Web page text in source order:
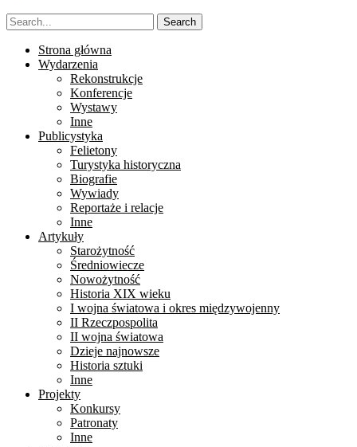
Strona główna
Wydarzenia
Rekonstrukcje
Konferencje
Wystawy
Inne
Publicystyka
Felietony
Turystyka historyczna
Biografie
Wywiady
Reportaże i relacje
Inne
Artykuły
Starożytność
Średniowiecze
Nowożytność
Historia XIX wieku
I wojna światowa i okres międzywojenny
II Rzeczpospolita
II wojna światowa
Dzieje najnowsze
Historia sztuki
Inne
Projekty
Konkursy
Patronaty
Inne